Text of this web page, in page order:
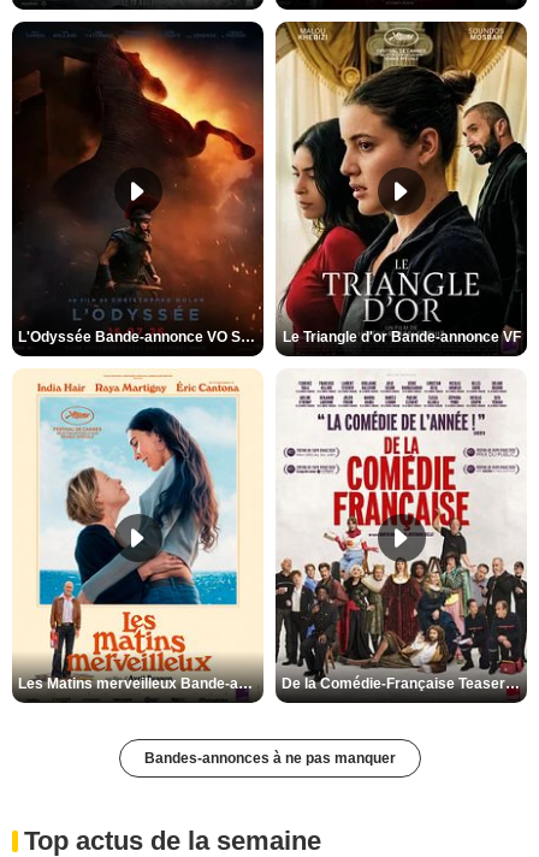
L'Odyssée Bande-annonce VO STFR Le Triangle d'or Bande-annonce VF
Les Matins merveilleux Bande-annonce VF De la Comédie-Française Teaser VF
Bandes-annonces à ne pas manquer
Top actus de la semaine